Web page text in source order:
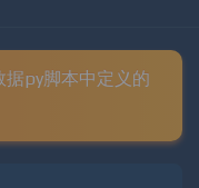
py脚本中定义的